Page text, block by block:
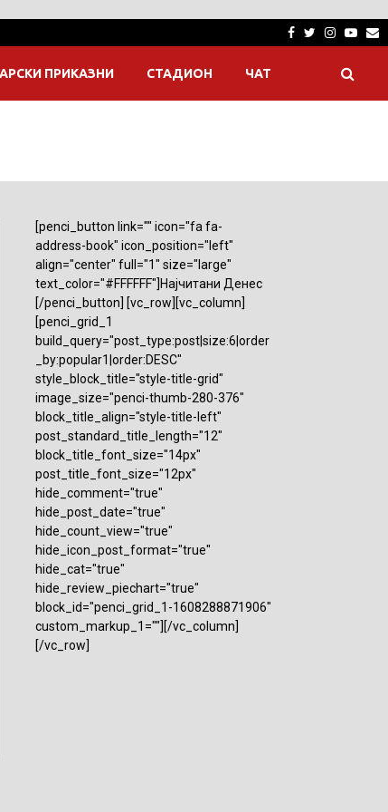
Facebook
Twitter
ПРИКАЗНИ СТАДИОН ЧАТ
[penci_button link="" icon="fa fa-
address-book" icon_position="left"
align="center" full="1" size="large"
text_color="#FFFFFF"]Најчитани Денес
[/penci_button] [vc_row][vc_column]
[penci_grid_1
build_query="post_type:post|size:6|order
_by:popular1|order:DESC"
style_block_title="style-title-grid"
image_size="penci-thumb-280-376"
block_title_align="style-title-left"
post_standard_title_length="12"
block_title_font_size="14px"
post_title_font_size="12px"
hide_comment="true"
hide_post_date="true"
hide_count_view="true"
hide_icon_post_format="true"
hide_cat="true"
hide_review_piechart="true"
block_id="penci_grid_1-1608288871906"
custom_markup_1=""][/vc_column]
[/vc_row]